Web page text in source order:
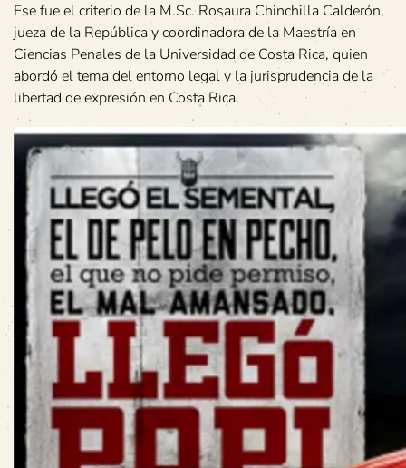
Ese fue el criterio de la M.Sc. Rosaura Chinchilla Calderón,
jueza de la República y coordinadora de la Maestría en
Ciencias Penales de la Universidad de Costa Rica, quien
abordó el tema del entorno legal y la jurisprudencia de la
libertad de expresión en Costa Rica.